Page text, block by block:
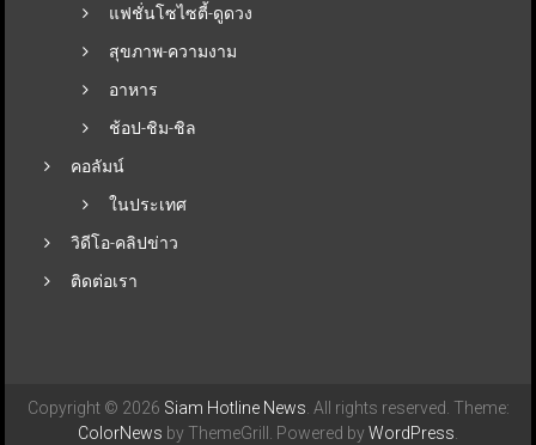
แฟชั่นโซไซตี้-ดูดวง
สุขภาพ-ความงาม
อาหาร
ช้อป-ชิม-ชิล
คอลัมน์
ในประเทศ
วิดีโอ-คลิปข่าว
ติดต่อเรา
Copyright © 2026 Siam Hotline News . All rights reserved. Theme:
ColorNews by ThemeGrill. Powered byWordPress